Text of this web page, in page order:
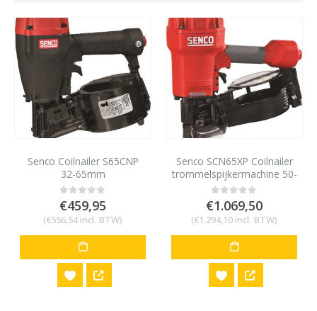
Senco Coilnailer S65CNP
32-65mm
0out of 5
€459,95
(€556,54incl. BTW)
Senco SCN65XP Coilnailer
trommelspijkermachine 50-
90mm
0out of 5
€1.069,50
(€1.294,10 incl. BTW)